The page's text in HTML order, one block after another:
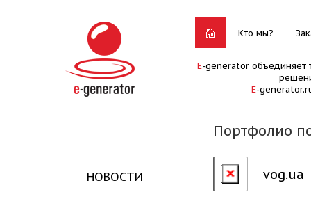
Кто мы?
E-generator объединяет
E-
Портфолио
НОВОСТИ vog.ua